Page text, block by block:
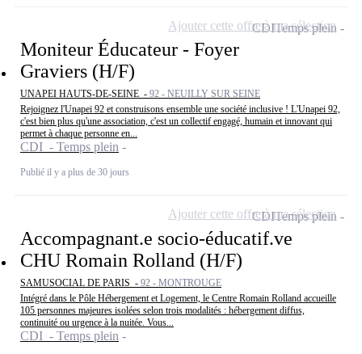
Moniteur Éducateur - Foyer
Graviers (H/F)
UNAPEI HAUTS-DE-SEINE - 92 - NEUILLY SUR SEINE
Rejoignez l'Unapei 92 et construisons ensemble une société inclusive ! L'Unapei 92,
c'est bien plus qu'une association, c'est un collectif engagé, humain et innovant qui
permet à chaque personne en...
CDI - Temps plein
Publié il y a plus de 30 jours
CDITemps plein
Ajouter cette offre à ma sélection
Accompagnant.e socio-éducatif.ve
CHU Romain Rolland (H/F)
SAMUSOCIAL DE PARIS - 92 - MONTROUGE
Intégré dans le Pôle Hébergement et Logement, le Centre Romain Rolland accueille
105 personnes majeures isolées selon trois modalités : hébergement diffus,
continuité ou urgence à la nuitée. Vous...
CDI - Temps plein
CDITemps plein
Ajouter cette offre à ma sélection